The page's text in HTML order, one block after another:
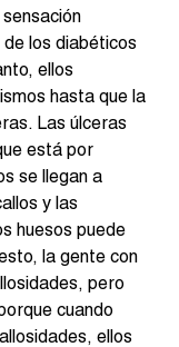
los diabéticos
ellos
hasta que la
Las úlceras
está por
se llegan a
y las
huesos puede
la gente con
pero
cuando
ellos